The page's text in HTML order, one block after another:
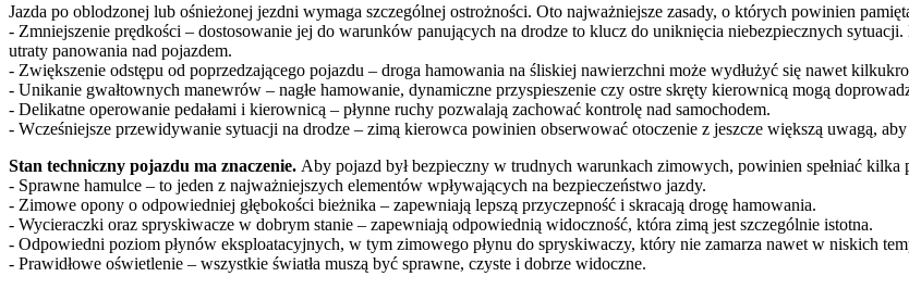
Jazda po oblodzonej lub ośnieżonej jezdni wymaga szczególnej ostrożności. Oto najważniejsze zasady, o których powinien
- Zmniejszenie prędkości – dostosowanie jej do warunków panujących na drodze to klucz do uniknięcia niebezpiecznych
utraty panowania nad pojazdem.
- Zwiększenie odstępu od poprzedzającego pojazdu – droga hamowania na śliskiej nawierzchni może wydłużyć się nawet
- Unikanie gwałtownych manewrów – nagłe hamowanie, dynamiczne przyspieszenie czy ostre skręty kierownicą mogą
- Delikatne operowanie pedałami i kierownicą – płynne ruchy pozwalają zachować kontrolę nad samochodem.
- Wcześniejsze przewidywanie sytuacji na drodze – zimą kierowca powinien obserwować otoczenie z jeszcze większą uwagą,
Stan techniczny pojazdu ma znaczenie. Aby pojazd był bezpieczny w trudnych warunkach zimowych, powinien spełniać
- Sprawne hamulce – to jeden z najważniejszych elementów wpływających na bezpieczeństwo jazdy.
- Zimowe opony o odpowiedniej głębokości bieżnika – zapewniają lepszą przyczepność i skracają drogę hamowania.
- Wycieraczki oraz spryskiwacze w dobrym stanie – zapewniają odpowiednią widoczność, która zimą jest szczególnie istotna.
- Odpowiedni poziom płynów eksploatacyjnych, w tym zimowego płynu do spryskiwaczy, który nie zamarza nawet w niskich
- Prawidłowe oświetlenie – wszystkie światła muszą być sprawne, czyste i dobrze widoczne.